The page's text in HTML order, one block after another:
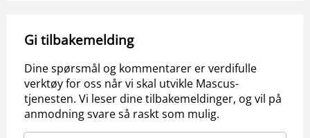
Gi tilbakemelding
Dine spørsmål og kommentarer er verdifulle
verktøy for oss når vi skal utvikle Mascus-
tjenesten. Vi leser dine tilbakemeldinger, og vil på
anmodning svare så raskt som mulig.